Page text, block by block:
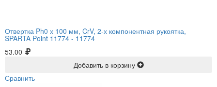
Отвертка Ph0 х 100 мм, CrV, 2-х компонентная рукоятка,
SPARTA Point 11774 - 11774
53.00
Добавить в корзину
Сравнить